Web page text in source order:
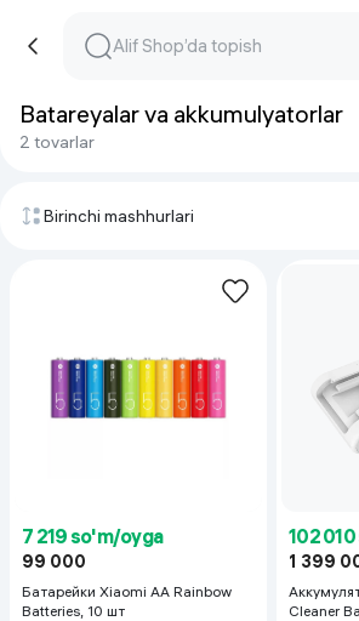
Batareyalar va akkumulyatorlar
2 tovarlar
Birinchi mashhurlari
7 219 so'm/oyga
99 000
Батарейки Xiaomi AA Rainbow
Batteries, 10 шт
102
1 399
Cleaner